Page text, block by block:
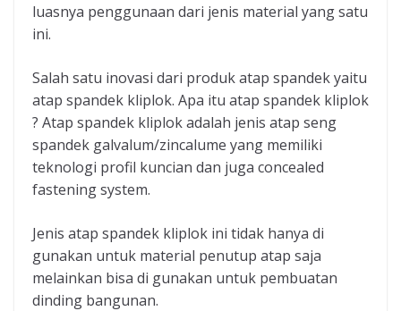
luasnya penggunaan dari jenis material yang satu
ini.
Salah satu inovasi dari produk atap spandek yaitu
atap spandek kliplok. Apa itu atap spandek kliplok
? Atap spandek kliplok adalah jenis atap seng
spandek galvalum/zincalume yang memiliki
teknologi profil kuncian dan juga concealed
fastening system.
Jenis atap spandek kliplok ini tidak hanya di
gunakan untuk material penutup atap saja
melainkan bisa di gunakan untuk pembuatan
dinding bangunan.